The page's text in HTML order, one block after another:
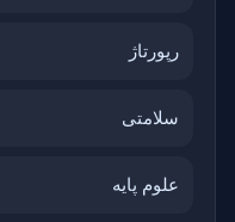
رپورتاژ
سلامتی
علوم پایه